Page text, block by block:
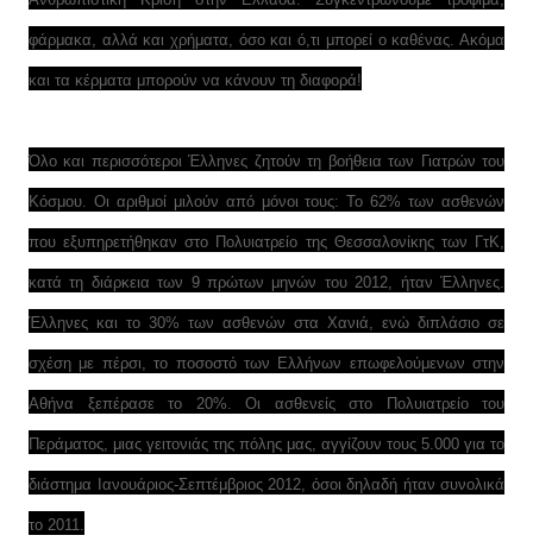
φάρμακα, αλλά και χρήματα, όσο και ό,τι μπορεί ο καθένας. Ακόμα
και τα κέρματα μπορούν να κάνουν τη διαφορά!
Όλο και περισσότεροι Έλληνες ζητούν τη βοήθεια των Γιατρών του
Κόσμου. Οι αριθμοί μιλούν από μόνοι τους: Το 62% των ασθενών
που εξυπηρετήθηκαν στο Πολυιατρείο της Θεσσαλονίκης των ΓτΚ,
κατά τη διάρκεια των 9 πρώτων μηνών του 2012, ήταν Έλληνες.
Έλληνες και το 30% των ασθενών στα Χανιά, ενώ διπλάσιο σε
σχέση με πέρσι, το ποσοστό των Ελλήνων επωφελούμενων στην
Αθήνα ξεπέρασε το 20%. Οι ασθενείς στο Πολυιατρείο του
Περάματος, μιας γειτονιάς της πόλης μας, αγγίζουν τους 5.000 για το
διάστημα Ιανουάριος-Σεπτέμβριος 2012, όσοι δηλαδή ήταν συνολικά
το 2011.